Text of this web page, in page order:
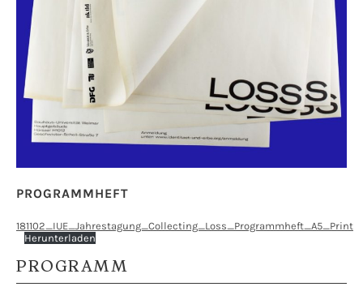
PROGRAMMHEFT
181102_IUE_Jahrestagung_Collecting_Loss_Programmheft_A5_Print
Herunterladen
PROGRAMM